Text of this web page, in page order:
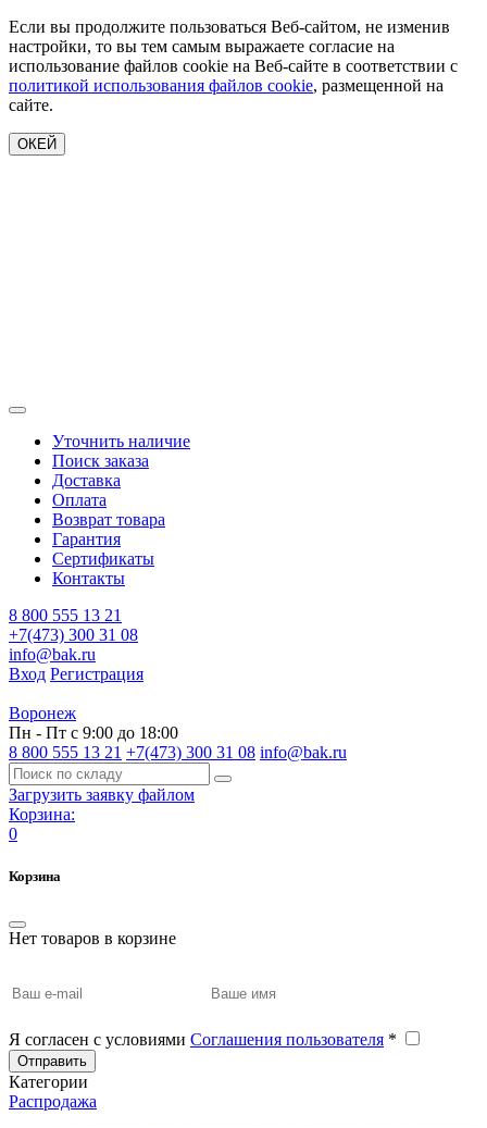
Если вы продолжите пользоваться Веб-сайтом, не изменив
настройки, то вы тем самым выражаете согласие на
использование файлов cookie на Веб-сайте в соответствии с
политикой использования файлов cookie, размещенной на
сайте.
ОКЕЙ
Уточнить наличие
Поиск заказа
Доставка
Оплата
Возврат товара
Гарантия
Сертификаты
Контакты
8 800 555 13 21
+7(473) 300 31 08
info@bak.ru
Вход Регистрация
Воронеж
Пн - Пт с 9:00 до 18:00
8 800 555 13 21 +7(473) 300 31 08 info@bak.ru
Загрузить заявку файлом
Корзина:
0
Корзина
Нет товаров в корзине
Я согласен с условиями Соглашения пользователя *
Отправить
Категории
Распродажа